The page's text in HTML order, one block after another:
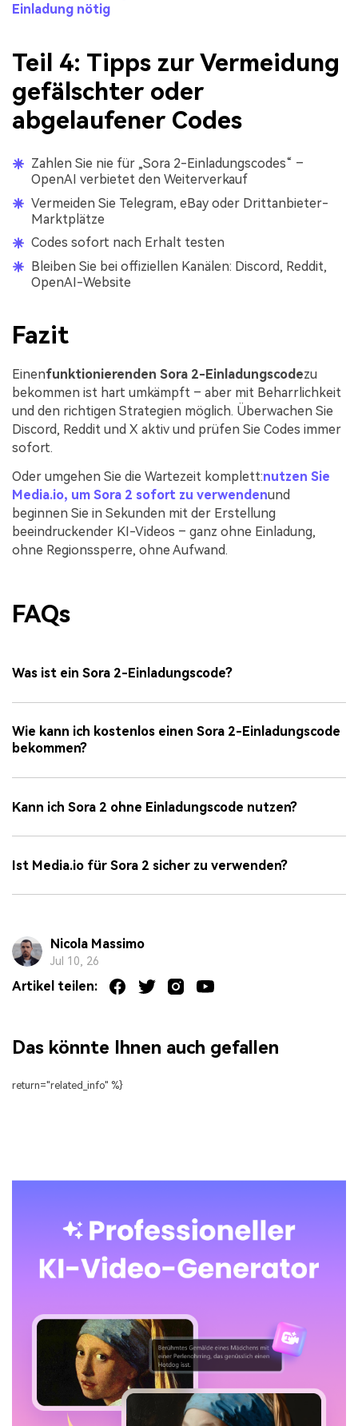
Einladung nötig
Teil 4: Tipps zur Vermeidung
gefälschter oder
abgelaufener Codes
Zahlen Sie nie für „Sora 2-Einladungscodes“ –
OpenAI verbietet den Weiterverkauf
Vermeiden Sie Telegram, eBay oder Drittanbieter-
Marktplätze
Codes sofort nach Erhalt testen
Bleiben Sie bei offiziellen Kanälen: Discord, Reddit,
OpenAI-Website
Fazit
Einenfunktionierenden Sora 2-Einladungscodezu
bekommen ist hart umkämpft – aber mit Beharrlichkeit
und den richtigen Strategien möglich. Überwachen Sie
Discord, Reddit und X aktiv und prüfen Sie Codes immer
sofort.
Oder umgehen Sie die Wartezeit komplett:nutzen Sie
Media.io, um Sora 2 sofort zu verwendenund
beginnen Sie in Sekunden mit der Erstellung
beeindruckender KI-Videos – ganz ohne Einladung,
ohne Regionssperre, ohne Aufwand.
FAQs
Was ist ein Sora 2-Einladungscode?
Wie kann ich kostenlos einen Sora 2-Einladungscode
bekommen?
Kann ich Sora 2 ohne Einladungscode nutzen?
Ist Media.io für Sora 2 sicher zu verwenden?
Nicola Massimo
Jul 10, 26
Artikel teilen:
Das könnte Ihnen auch gefallen
return="related_info" %}